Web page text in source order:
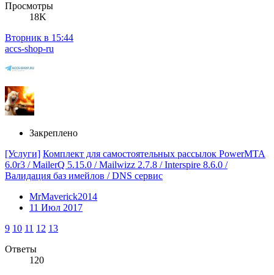
Просмотры
18K
Вторник в 15:44
accs-shop-ru
Закреплено
[Услуги] Комплект для самостоятельных рассылок PowerMTA
6.0r3 / MailerQ 5.15.0 / Mailwizz 2.7.8 / Interspire 8.6.0 /
Валидация баз имейлов / DNS сервис
MrMaverick2014
11 Июл 2017
9 10 11 12 13
Ответы
120